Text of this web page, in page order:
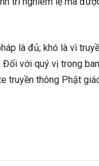
là đủ; khó là vì
với quý vị trong
truyền thông Phật